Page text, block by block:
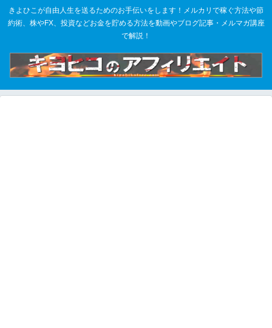
きよひこが自由人生を送るためのお手伝いをします！メルカリで稼ぐ方法や節
約術、株やFX、投資などお金を貯める方法を動画やブログ記事・メルマガ講座
で解説！